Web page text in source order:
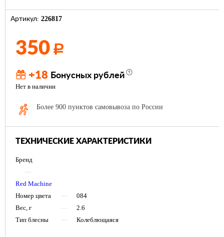
Артикул: 226817
350 Р
+18 Бонусных рублей
Нет в наличии
Более 900 пунктов самовывоза по России
ТЕХНИЧЕСКИЕ ХАРАКТЕРИСТИКИ
Бренд
—
Red Machine
Номер цвета
—
084
Вес, г
—
2.6
Тип блесны
— Колеблющаяся